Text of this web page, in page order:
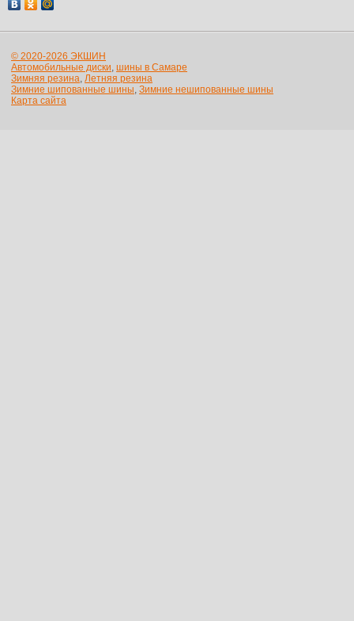
© 2020-2026 ЭКШИН
Автомобильные диски, шины в Самаре
Зимняя резина, Летняя резина
Зимние шипованные шины, Зимние нешипованные шины
Карта сайта